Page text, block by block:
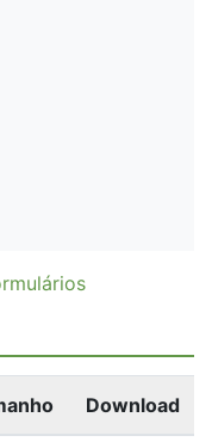
Download